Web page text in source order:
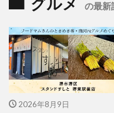
の最新
2026年8月9日